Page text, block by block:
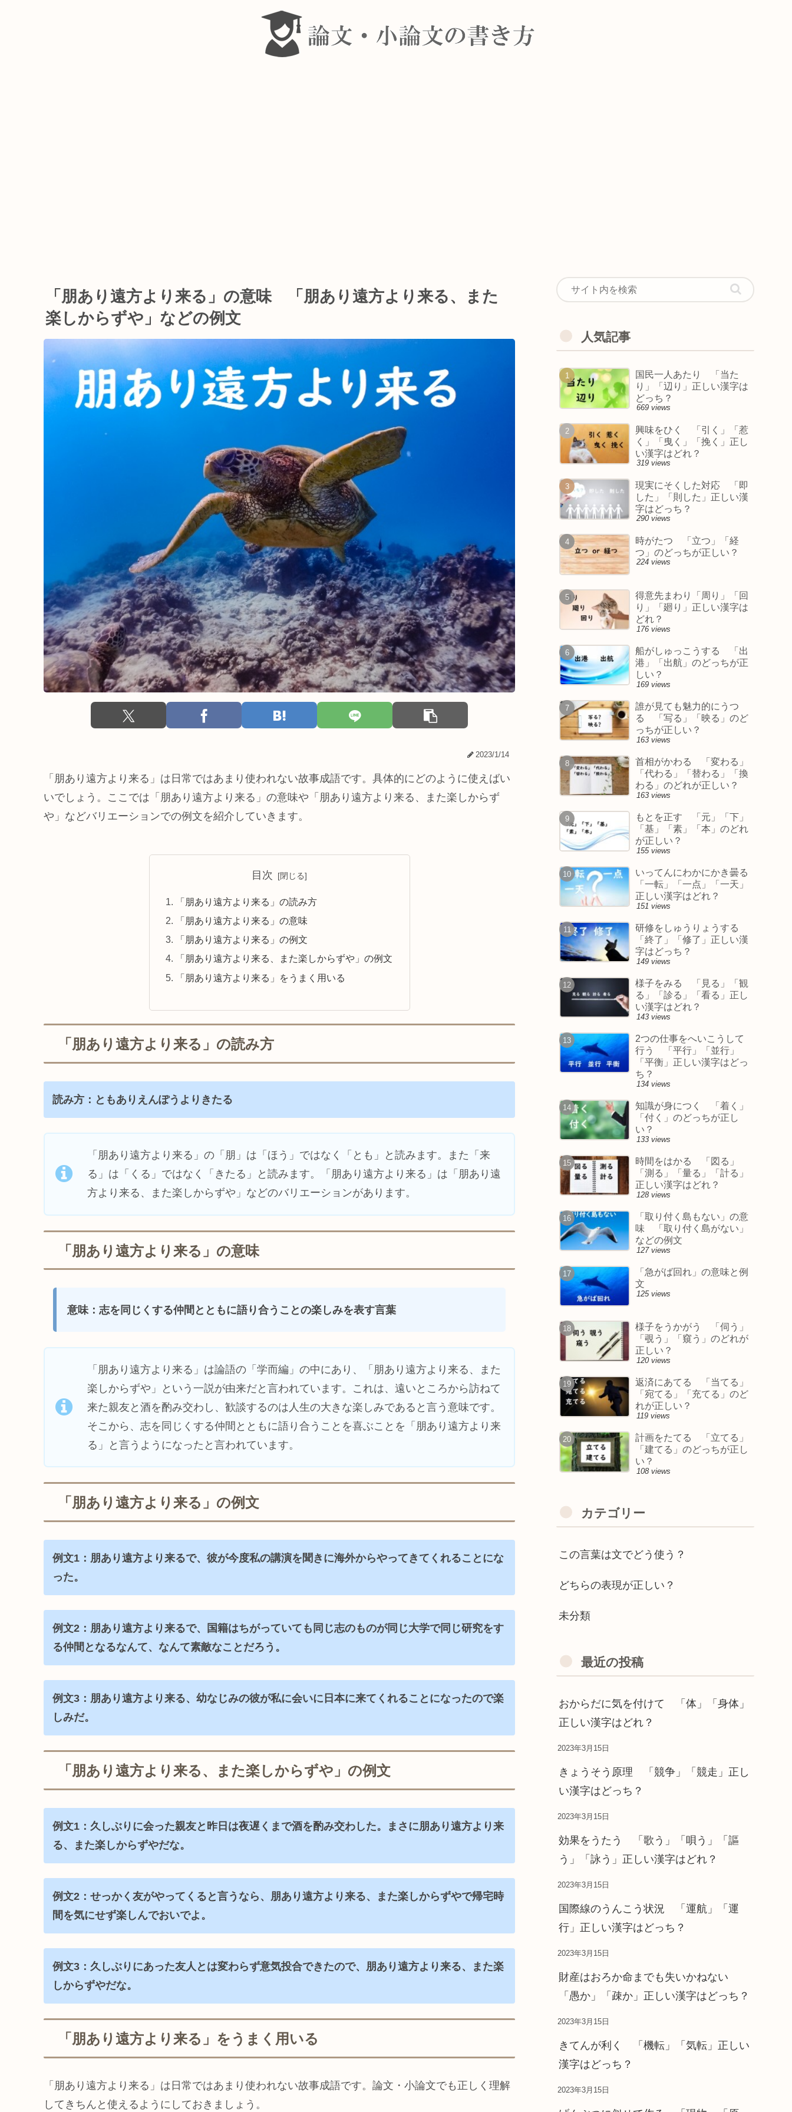
「朋あり遠方より来る」の意味 「朋あり遠方より来る、また
楽しからずや」などの例文
2023/1/14
「朋あり遠方より来る」は日常ではあまり使われない故事成語です。具体的にどのように使えばい
いでしょう。ここでは「朋あり遠方より来る」の意味や「朋あり遠方より来る、また楽しからず
や」などバリエーションでの例文を紹介していきます。
目次
「朋あり遠方より来る」の読み方
「朋あり遠方より来る」の意味
「朋あり遠方より来る」の例文
「朋あり遠方より来る、また楽しからずや」の例文
「朋あり遠方より来る」をうまく用いる
「朋あり遠方より来る」の読み方
読み方：ともありえんぽうよりきたる
「朋あり遠方より来る」の「朋」は「ほう」ではなく「とも」と読みます。また「来
る」は「くる」ではなく「きたる」と読みます。「朋あり遠方より来る」は「朋あり遠
方より来る、また楽しからずや」などのバリエーションがあります。
「朋あり遠方より来る」の意味
意味：志を同じくする仲間とともに語り合うことの楽しみを表す言葉
「朋あり遠方より来る」は論語の「学而編」の中にあり、「朋あり遠方より来る、また
楽しからずや」という一説が由来だと言われています。これは、遠いところから訪ねて
来た親友と酒を酌み交わし、歓談するのは人生の大きな楽しみであると言う意味です。
そこから、志を同じくする仲間とともに語り合うことを喜ぶことを「朋あり遠方より来
る」と言うようになったと言われています。
「朋あり遠方より来る」の例文
例文1：朋あり遠方より来るで、彼が今度私の講演を聞きに海外からやってきてくれることにな
った。
例文2：朋あり遠方より来るで、国籍はちがっていても同じ志のものが同じ大学で同じ研究をす
る仲間となるなんて、なんて素敵なことだろう。
例文3：朋あり遠方より来る、幼なじみの彼が私に会いに日本に来てくれることになったので楽
しみだ。
「朋あり遠方より来る、また楽しからずや」の例文
例文1：久しぶりに会った親友と昨日は夜遅くまで酒を酌み交わした。まさに朋あり遠方より来
る、また楽しからずやだな。
例文2：せっかく友がやってくると言うなら、朋あり遠方より来る、また楽しからずやで帰宅時
間を気にせず楽しんでおいでよ。
例文3：久しぶりにあった友人とは変わらず意気投合できたので、朋あり遠方より来る、また楽
しからずやだな。
「朋あり遠方より来る」をうまく用いる
「朋あり遠方より来る」は日常ではあまり使われない故事成語です。論文・小論文でも正しく理解
してきちんと使えるようにしておきましょう。
人気記事
国民一人あたり 「当た
り」「辺り」正しい漢字は
どっち？
669 views
興味をひく 「引く」「惹
く」「曳く」「挽く」正し
い漢字はどれ？
319 views
現実にそくした対応 「即
した」「則した」正しい漢
字はどっち？
290 views
時がたつ 「立つ」「経
つ」のどっちが正しい？
224 views
得意先まわり「周り」「回
り」「廻り」正しい漢字は
どれ？
176 views
船がしゅっこうする 「出
港」「出航」のどっちが正
しい？
169 views
誰が見ても魅力的にうつ
る 「写る」「映る」のど
っちが正しい？
163 views
首相がかわる 「変わる」
「代わる」「替わる」「換
わる」のどれが正しい？
163 views
もとを正す 「元」「下」
「基」「素」「本」のどれ
が正しい？
155 views
いってんにわかにかき曇る
「一転」「一点」「一天」
正しい漢字はどれ？
151 views
研修をしゅうりょうする
「終了」「修了」正しい漢
字はどっち？
149 views
様子をみる 「見る」「観
る」「診る」「看る」正し
い漢字はどれ？
143 views
2つの仕事をへいこうして
行う 「平行」「並行」
「平衡」正しい漢字はどっ
ち？
134 views
知識が身につく 「着く」
「付く」のどっちが正し
い？
133 views
時間をはかる 「図る」
「測る」「量る」「計る」
正しい漢字はどれ？
128 views
「取り付く島もない」の意
味 「取り付く島がない」
などの例文
127 views
「急がば回れ」の意味と例
文
125 views
様子をうかがう 「伺う」
「覗う」「窺う」のどれが
正しい？
120 views
返済にあてる 「当てる」
「宛てる」「充てる」のど
れが正しい？
119 views
計画をたてる 「立てる」
「建てる」のどっちが正し
い？
108 views
カテゴリー
この言葉は文でどう使う？
どちらの表現が正しい？
未分類
最近の投稿
おからだに気を付けて 「体」「身体」
正しい漢字はどれ？
2023年3月15日
きょうそう原理 「競争」「競走」正し
い漢字はどっち？
2023年3月15日
効果をうたう 「歌う」「唄う」「謳
う」「詠う」正しい漢字はどれ？
2023年3月15日
国際線のうんこう状況 「運航」「運
行」正しい漢字はどっち？
2023年3月15日
財産はおろか命までも失いかねない
「愚か」「疎か」正しい漢字はどっち？
2023年3月15日
きてんが利く 「機転」「気転」正しい
漢字はどっち？
2023年3月15日